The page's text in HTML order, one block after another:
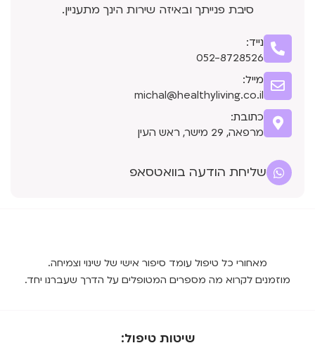
סיבת פנייתך ובאיזה שירות הינך מתעניין.
נייד:
052-8728526
מייל:
michal@healthyliving.co.il
כתובת:
מרפאה, 29 מישר, ראש העין
שליחת הודעה בוואטסאפ
מאחורי כל טיפול עומד סיפור אישי של שינוי וצמיחה.
מוזמנים לקרוא מה מספרים המטופלים על הדרך שעברנו יחד.
שיטות טיפול: